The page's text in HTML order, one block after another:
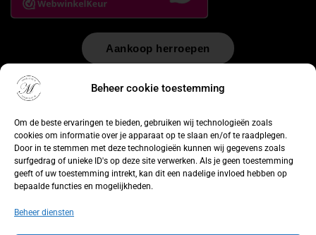
Beheer cookie toestemming
Om de beste ervaringen te bieden, gebruiken wij technologieën zoals
cookies om informatie over je apparaat op te slaan en/of te raadplegen.
Door in te stemmen met deze technologieën kunnen wij gegevens zoals
surfgedrag of unieke ID's op deze site verwerken. Als je geen toestemming
geeft of uw toestemming intrekt, kan dit een nadelige invloed hebben op
bepaalde functies en mogelijkheden.
Beheer diensten
Aankoop herroepen
© 2026 by WebUnlimited–Algemene voorwaarden